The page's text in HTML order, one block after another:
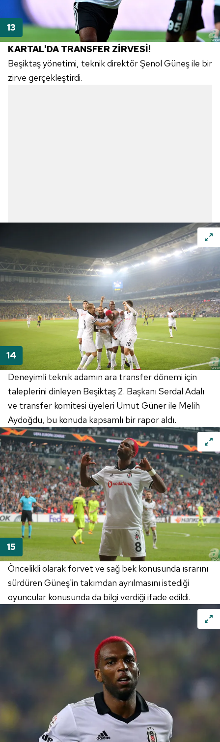
KARTAL'DA TRANSFER ZİRVESİ!
Beşiktaş yönetimi, teknik direktör Şenol Güneş ile bir
zirve gerçekleştirdi.
Deneyimli teknik adamın ara transfer dönemi için
taleplerini dinleyen Beşiktaş 2. Başkanı Serdal Adalı
ve transfer komitesi üyeleri Umut Güner ile Melih
Aydoğdu, bu konuda kapsamlı bir rapor aldı.
Öncelikli olarak forvet ve sağ bek konusunda ısrarını
sürdüren Güneş'in takımdan ayrılmasını istediği
oyuncular konusunda da bilgi verdiği ifade edildi.